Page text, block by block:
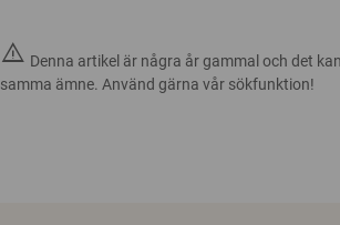
warning Denna artikel är några år gammal och det
samma ämne. Använd gärna vår sökfunktion!